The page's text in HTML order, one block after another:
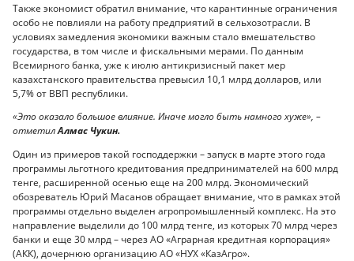
Также экономист обратил внимание, что карантинные ограничения
особо не повлияли на работу предприятий в сельхозотрасли. В
условиях замедления экономики важным стало вмешательство
государства, в том числе и фискальными мерами. По данным
Всемирного банка, уже к июлю антикризисный пакет мер
казахстанского правительства превысил 10,1 млрд долларов, или
5,7% от ВВП республики.
«Это оказало большое влияние. Иначе могло быть намного хуже», –
отметилАлмас Чукин.
Один из примеров такой господдержки – запуск в марте этого года
программы льготного кредитования предпринимателей на 600 млрд
тенге, расширенной осенью еще на 200 млрд. Экономический
обозреватель Юрий Масанов обращает внимание, что в рамках этой
программы отдельно выделен агропромышленный комплекс. На это
направление выделили до 100 млрд тенге, из которых 70 млрд через
банки и еще 30 млрд – через АО «Аграрная кредитная корпорация»
(АКК), дочернюю организацию АО «НУХ «КазАгро».